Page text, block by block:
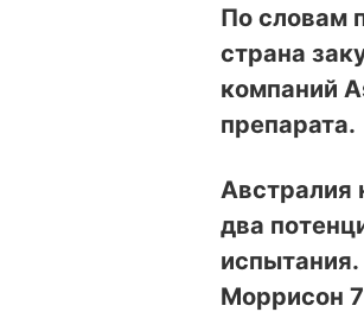
По словам
страна
компаний
препарата.
Австралия
два
Моррисон